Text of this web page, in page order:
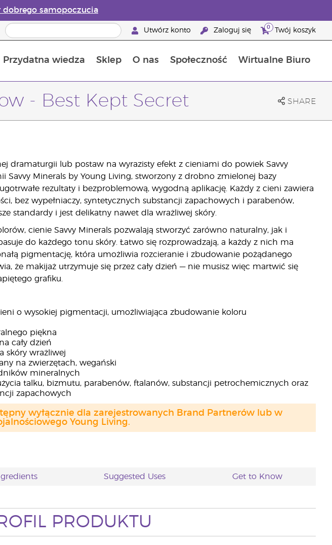
dobrego samopoczucia
Utwórz konto Zaloguj się 0 Twój koszyk
Przydatna wiedza Sklep O nas Społeczność Wirtualne Biuro
- Best Kept Secret SHARE
dramaturgii lub postaw na wyrazisty efekt z cieniami do powiek Savvy
Savvy Minerals by Young Living, stworzony z drobno zmielonej bazy
rezultaty i bezproblemową, wygodną aplikację. Każdy z cieni zawiera
bez wypełniaczy, syntetycznych substancji zapachowych i parabenów,
standardy i jest delikatny nawet dla wrażliwej skóry.
cienie Savvy Minerals pozwalają stworzyć zarówno naturalny, jak i
do każdego tonu skóry. Łatwo się rozprowadzają, a każdy z nich ma
pigmentację, która umożliwia rozcieranie i zbudowanie pożądanego
że makijaż utrzymuje się przez cały dzień — nie musisz więc martwić się
grafiku.
o wysokiej pigmentacji, umożliwiająca zbudowanie koloru
piękna
cały dzień
skóry wrażliwej
na zwierzętach, wegański
mineralnych
talku, bizmutu, parabenów, ftalanów, substancji petrochemicznych oraz
zapachowych
wyłącznie dla zarejestrowanych Brand Partnerów lub w
Young Living.
Suggested Uses Get to Know
PRODUKTU